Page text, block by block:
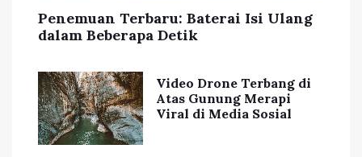
Penemuan Terbaru: Baterai Isi Ulang
dalam Beberapa Detik
Video Drone Terbang di
Atas Gunung Merapi
Viral di Media Sosial